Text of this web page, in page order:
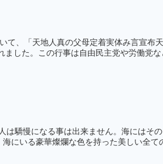
て、「天地人真の父母定着実体み言宣
した。この行事は自由民主党や労働党な
驕慢になる事は出来ません。海にはそ
にいる豪華燦爛な色を持った美しい全て